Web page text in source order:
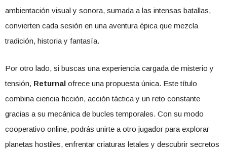
ambientación visual y sonora, sumada a las intensas batallas,
convierten cada sesión en una aventura épica que mezcla
tradición, historia y fantasía.
Por otro lado, si buscas una experiencia cargada de misterio y
tensión, Returnal ofrece una propuesta única. Este título
combina ciencia ficción, acción táctica y un reto constante
gracias a su mecánica de bucles temporales. Con su modo
cooperativo online, podrás unirte a otro jugador para explorar
planetas hostiles, enfrentar criaturas letales y descubrir secretos